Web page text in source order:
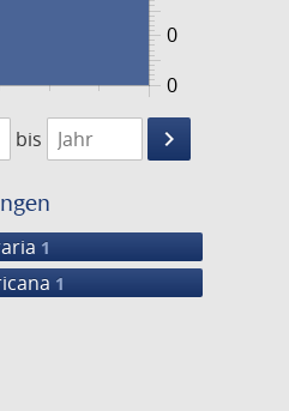
0
0
1807
bis
keyboard_arrow_right
Suche
1
1